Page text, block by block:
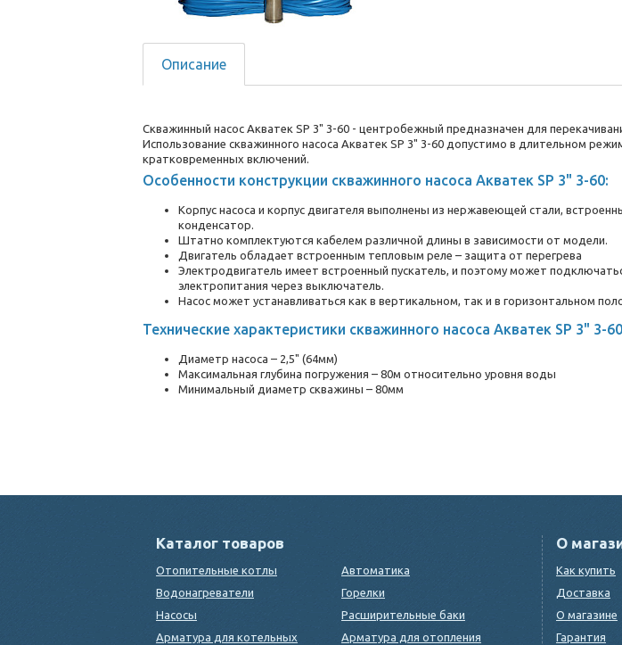
Описание
Скважинный насос Акватек SP 3" 3-60 - центробежный предназначен для
Использование скважинного насоса Акватек SP 3" 3-60 допустимо в длительном
кратковременных включений.
Особенности конструкции скважинного насоса Акватек SP 3" 3-60:
Корпус насоса и корпус двигателя выполнены из нержавеющей стали,
конденсатор.
Штатно комплектуются кабелем различной длины в зависимости от модели.
Двигатель обладает встроенным тепловым реле – защита от перегрева
Электродвигатель имеет встроенный пускатель, и поэтому может
электропитания через выключатель.
Насос может устанавливаться как в вертикальном, так и в горизонтальном
Технические характеристики скважинного насоса Акватек SP 3" 3-
Диаметр насоса – 2,5" (64мм)
Максимальная глубина погружения – 80м относительно уровня воды
Минимальный диаметр скважины – 80мм
Каталог товаров
Отопительные котлы
Автоматика
Водонагреватели
Горелки
Насосы
Расширительные баки
Арматура для котельных
Арматура для отопления
О
Как купить
Доставка
О магазине
Гарантия